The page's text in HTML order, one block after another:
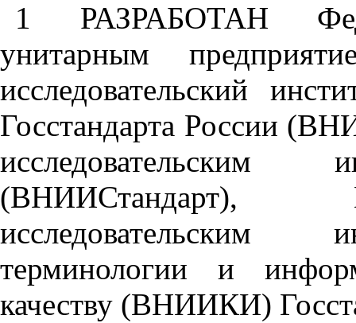
1 РАЗРАБОТАН
унитарным
исследовательский
Госстандарта России
исследовательским
(ВНИИСтандарт),
исследовательским
терминологии и
качеству (ВНИИКИ)